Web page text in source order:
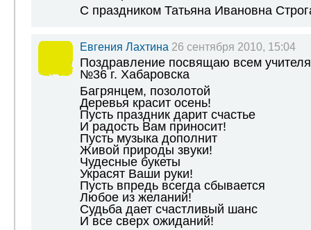
С праздником Татьяна Ивановна
Евгения Лахтина 26 сентября 2010, 15:04
Поздравление посвящаю всем
№36 г. Хабаровска
Багрянцем, позолотой
Деревья красит осень!
Пусть праздник дарит счастье
И радость Вам приносит!
Пусть музыка дополнит
Живой природы звуки!
Чудесные букеты
Украсят Ваши руки!
Пусть впредь всегда сбывается
Любое из желаний!
Судьба дает счастливый шанс
И все сверх ожиданий!